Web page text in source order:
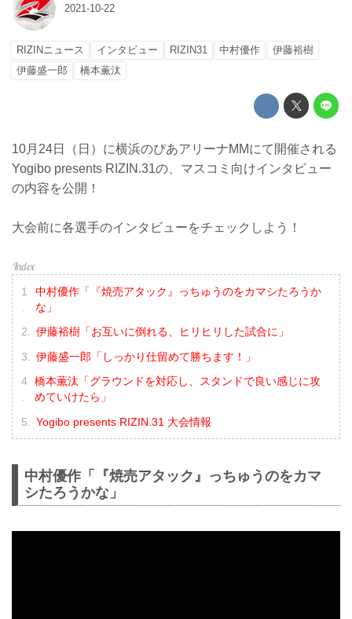
2021-10-22
RIZINニュース インタビュー RIZIN31 中村優作
伊藤裕樹
伊藤盛一郎
橋本薫汰
10月24日（日）に横浜のぴあアリーナMMにて開催される
Yogibo presents RIZIN.31の、マスコミ向けインタビュー
の内容を公開！
大会前に各選手のインタビューをチェックしよう！
中村優作「『焼売アタック』っちゅうのをカマシたろうか
な」
伊藤裕樹「お互いに倒れる、ヒリヒリした試合に」
伊藤盛一郎「しっかり仕留めて勝ちます！」
橋本薫汰「グラウンドを対応し、スタンドで良い感じに攻
めていけたら」
Yogibo presents RIZIN.31 大会情報
中村優作「『焼売アタック』っちゅうのをカマ
シたろうかな」